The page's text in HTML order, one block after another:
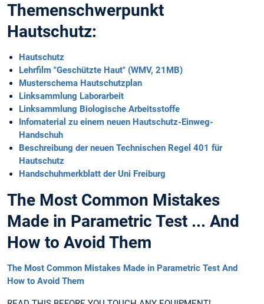
Themenschwerpunkt
Hautschutz:
Hautschutz
Lehrfilm "Geschützte Haut" (WMV, 21MB)
Musterschema Hautschutzplan
Linksammlung Laborarbeit
Linksammlung Biologische Arbeitsstoffe
Infomaterial zu einem neuen Hautschutz-Einweg-
Handschuh
Beschreibung der neuen Technischen Regel 401 für
Hautschutz
Handschuhmerkblatt der Uni Freiburg
The Most Common Mistakes
Made in Parametric Test ... And
How to Avoid Them
The Most Common Mistakes Made in Parametric Test And
How to Avoid Them